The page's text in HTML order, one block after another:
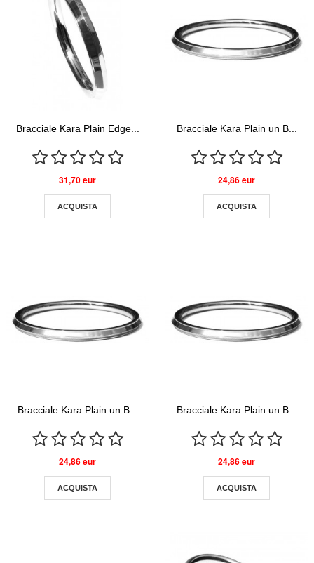
Bracciale Kara Plain Edge...
31,70 eur
ACQUISTA
Bracciale Kara Plain un B...
24,86 eur
ACQUISTA
Bracciale Kara Plain un B...
24,86 eur
ACQUISTA
Bracciale Kara Plain un B...
24,86 eur
ACQUISTA